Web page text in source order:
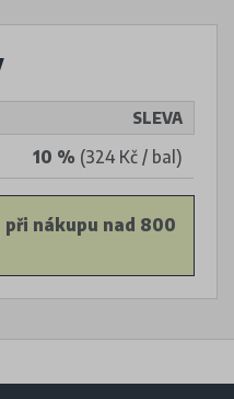
SLEVA
10 % (324 Kč / bal)
při nákupu nad 800